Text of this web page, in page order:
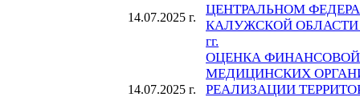
14.07.2025 г.
ЦЕНТРАЛЬНОМ
КАЛУЖСКОЙ ОБЛАСТИ
гг.
14.07.2025 г.
ОЦЕНКА
МЕДИЦИНСКИХ
РЕАЛИЗАЦИИ